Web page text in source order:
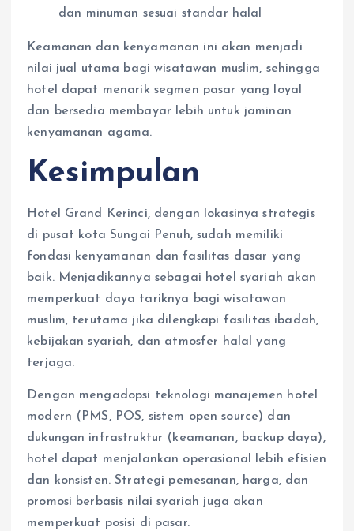
dan minuman sesuai standar halal
Keamanan dan kenyamanan ini akan menjadi
nilai jual utama bagi wisatawan muslim, sehingga
hotel dapat menarik segmen pasar yang loyal
dan bersedia membayar lebih untuk jaminan
kenyamanan agama.
Kesimpulan
Hotel Grand Kerinci, dengan lokasinya strategis
di pusat kota Sungai Penuh, sudah memiliki
fondasi kenyamanan dan fasilitas dasar yang
baik. Menjadikannya sebagai hotel syariah akan
memperkuat daya tariknya bagi wisatawan
muslim, terutama jika dilengkapi fasilitas ibadah,
kebijakan syariah, dan atmosfer halal yang
terjaga.
Dengan mengadopsi teknologi manajemen hotel
modern (PMS, POS, sistem open source) dan
dukungan infrastruktur (keamanan, backup daya),
hotel dapat menjalankan operasional lebih efisien
dan konsisten. Strategi pemesanan, harga, dan
promosi berbasis nilai syariah juga akan
memperkuat posisi di pasar.